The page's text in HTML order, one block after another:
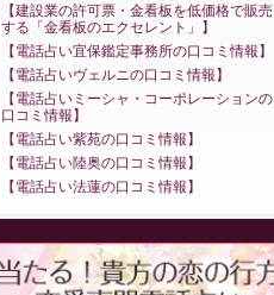
建設業の許可票・金看板を低価格で販売
する「金看板のエクセレント」
電話占い宜保鑑定事務所の口コミ情報
電話占いヴェルニの口コミ情報
電話占いミーシャ・コーポレーションの
口コミ情報
電話占い紫苑の口コミ情報
電話占い陸奥の口コミ情報
電話占い法蓮の口コミ情報